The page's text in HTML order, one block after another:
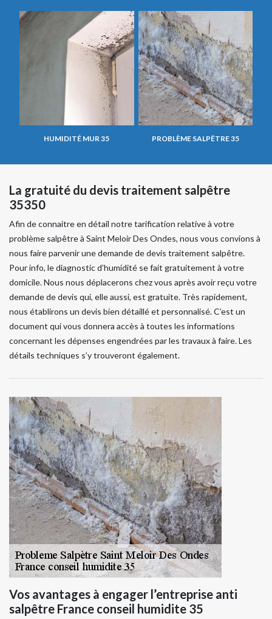
HUMIDITÉ MUR 35 PROBLÈME SALPÊTRE 35
La gratuité du devis traitement salpêtre
35350
Afin de connaitre en détail notre tarification relative à votre
problème salpêtre à Saint Meloir Des Ondes, nous vous convions à
nous faire parvenir une demande de devis traitement salpêtre.
Pour info, le diagnostic d’humidité se fait gratuitement à votre
domicile. Nous nous déplacerons chez vous après avoir reçu votre
demande de devis qui, elle aussi, est gratuite. Très rapidement,
nous établirons un devis bien détaillé et personnalisé. C’est un
document qui vous donnera accès à toutes les informations
concernant les dépenses engendrées par les travaux à faire. Les
détails techniques s’y trouveront également.
Vos avantages à engager l’entreprise anti
salpêtre France conseil humidite 35